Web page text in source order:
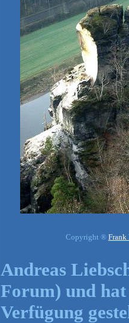
Copyright ® Frank
Andreas
Forum) und hat
Verfügung